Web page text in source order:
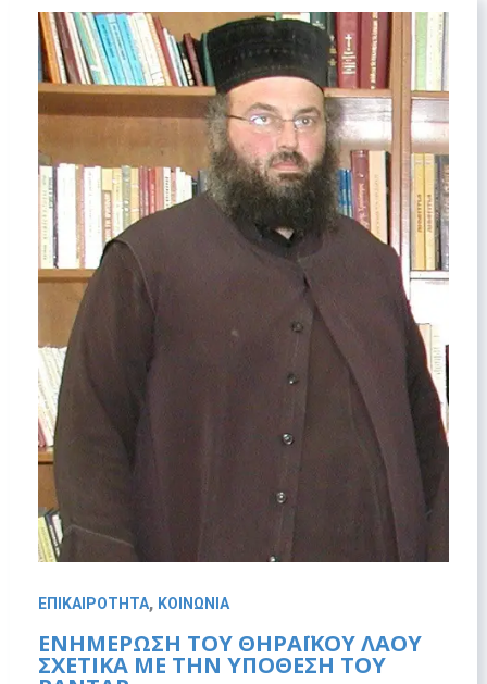
ΕΠΙΚΑΙΡΟΤΗΤΑ, ΚΟΙΝΩΝΙΑ
ΕΝΗΜΕΡΩΣΗ ΤΟΥ ΘΗΡΑΪΚΟΥ ΛΑΟΥ
ΣΧΕΤΙΚΑ ΜΕ ΤΗΝ ΥΠΟΘΕΣΗ ΤΟΥ